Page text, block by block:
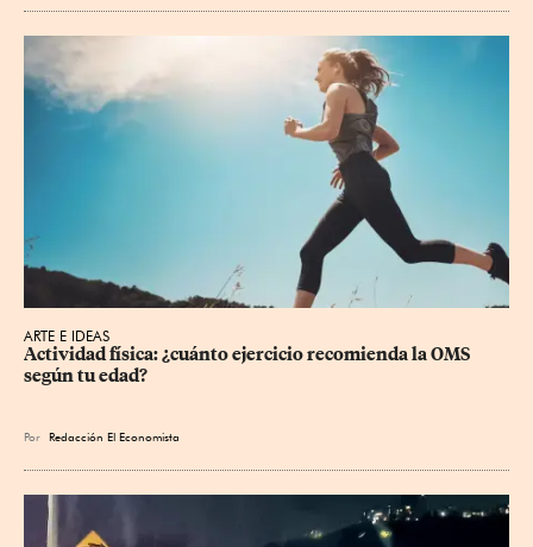
ARTE E IDEAS
Actividad física: ¿cuánto ejercicio recomienda la OMS
según tu edad?
Por Redacción El Economista